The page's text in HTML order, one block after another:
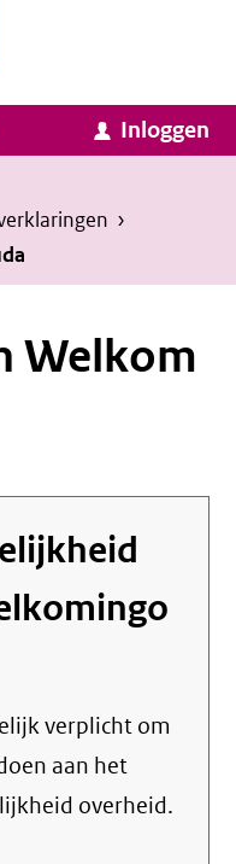
Inloggen
›
Welkom
verplicht om
aan het
overheid.